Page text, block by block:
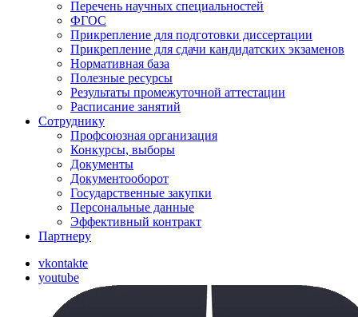
Перечень научных специальностей
ФГОС
Прикрепление для подготовки диссертации
Прикрепление для сдачи кандидатских экзаменов
Нормативная база
Полезные ресурсы
Результаты промежуточной аттестации
Расписание занятий
Сотруднику
Профсоюзная организация
Конкурсы, выборы
Документы
Документооборот
Государственные закупки
Персональные данные
Эффективный контракт
Партнеру
vkontakte
youtube